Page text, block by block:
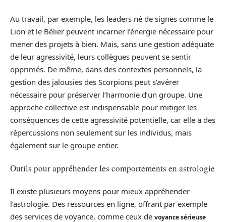
Au travail, par exemple, les leaders né de signes comme le
Lion et le Bélier peuvent incarner l’énergie nécessaire pour
mener des projets à bien. Mais, sans une gestion adéquate
de leur agressivité, leurs collègues peuvent se sentir
opprimés. De même, dans des contextes personnels, la
gestion des jalousies des Scorpions peut s’avérer
nécessaire pour préserver l’harmonie d’un groupe. Une
approche collective est indispensable pour mitiger les
conséquences de cette agressivité potentielle, car elle a des
répercussions non seulement sur les individus, mais
également sur le groupe entier.
Outils pour appréhender les comportements en astrologie
Il existe plusieurs moyens pour mieux appréhender
l’astrologie. Des ressources en ligne, offrant par exemple
des services de voyance, comme ceux de voyance sérieuse